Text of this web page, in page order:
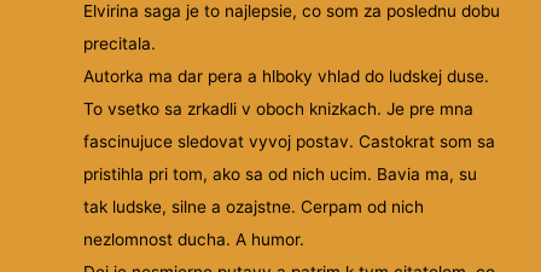
Elvirina saga je to najlepsie, co som za poslednu dobu
precitala.
Autorka ma dar pera a hlboky vhlad do ludskej duse.
To vsetko sa zrkadli v oboch knizkach. Je pre mna
fascinujuce sledovat vyvoj postav. Castokrat som sa
pristihla pri tom, ako sa od nich ucim. Bavia ma, su
tak ludske, silne a ozajstne. Cerpam od nich
nezlomnost ducha. A humor.